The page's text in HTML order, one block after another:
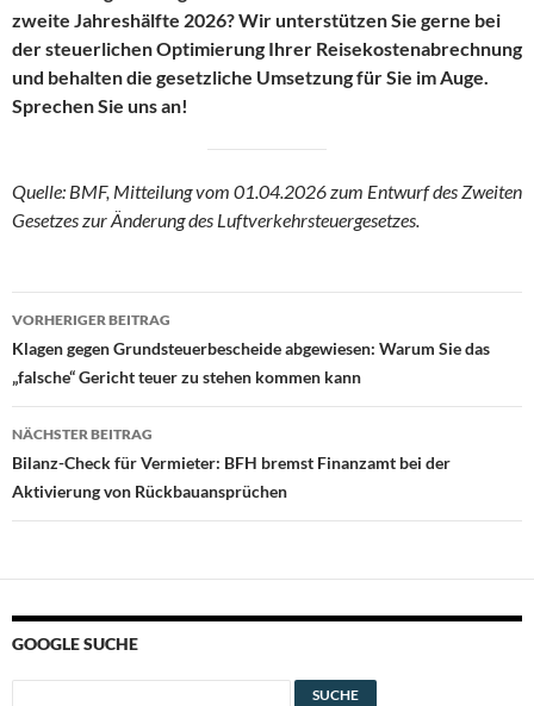
zweite Jahreshälfte 2026? Wir unterstützen Sie gerne bei
der steuerlichen Optimierung Ihrer Reisekostenabrechnung
und behalten die gesetzliche Umsetzung für Sie im Auge.
Sprechen Sie uns an!
Quelle: BMF, Mitteilung vom 01.04.2026 zum Entwurf des Zweiten
Gesetzes zur Änderung des Luftverkehrsteuergesetzes.
Beitragsnavigation
VORHERIGER BEITRAG
Klagen gegen Grundsteuerbescheide abgewiesen: Warum Sie das
„falsche“ Gericht teuer zu stehen kommen kann
NÄCHSTER BEITRAG
Bilanz-Check für Vermieter: BFH bremst Finanzamt bei der
Aktivierung von Rückbauansprüchen
GOOGLE SUCHE